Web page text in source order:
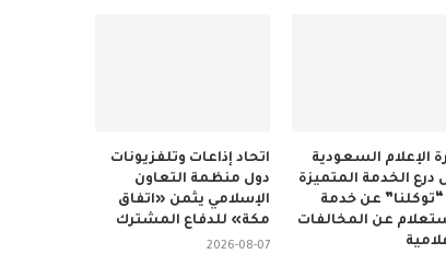
اتحاد إذاعات وتلفزيونات
دول منظمة التعاون
الإسلامي يثمن «اتفاق
مكة» للدفاع المشترك
2026-08-07
الإعلام السعودية
درع الخدمة المتميزة
عن خدمة
عن المخالفات